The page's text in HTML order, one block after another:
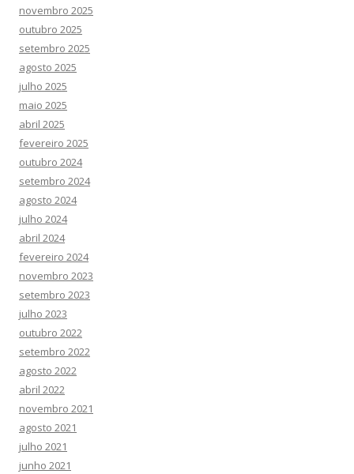
novembro 2025
outubro 2025
setembro 2025
agosto 2025
julho 2025
maio 2025
abril 2025
fevereiro 2025
outubro 2024
setembro 2024
agosto 2024
julho 2024
abril 2024
fevereiro 2024
novembro 2023
setembro 2023
julho 2023
outubro 2022
setembro 2022
agosto 2022
abril 2022
novembro 2021
agosto 2021
julho 2021
junho 2021